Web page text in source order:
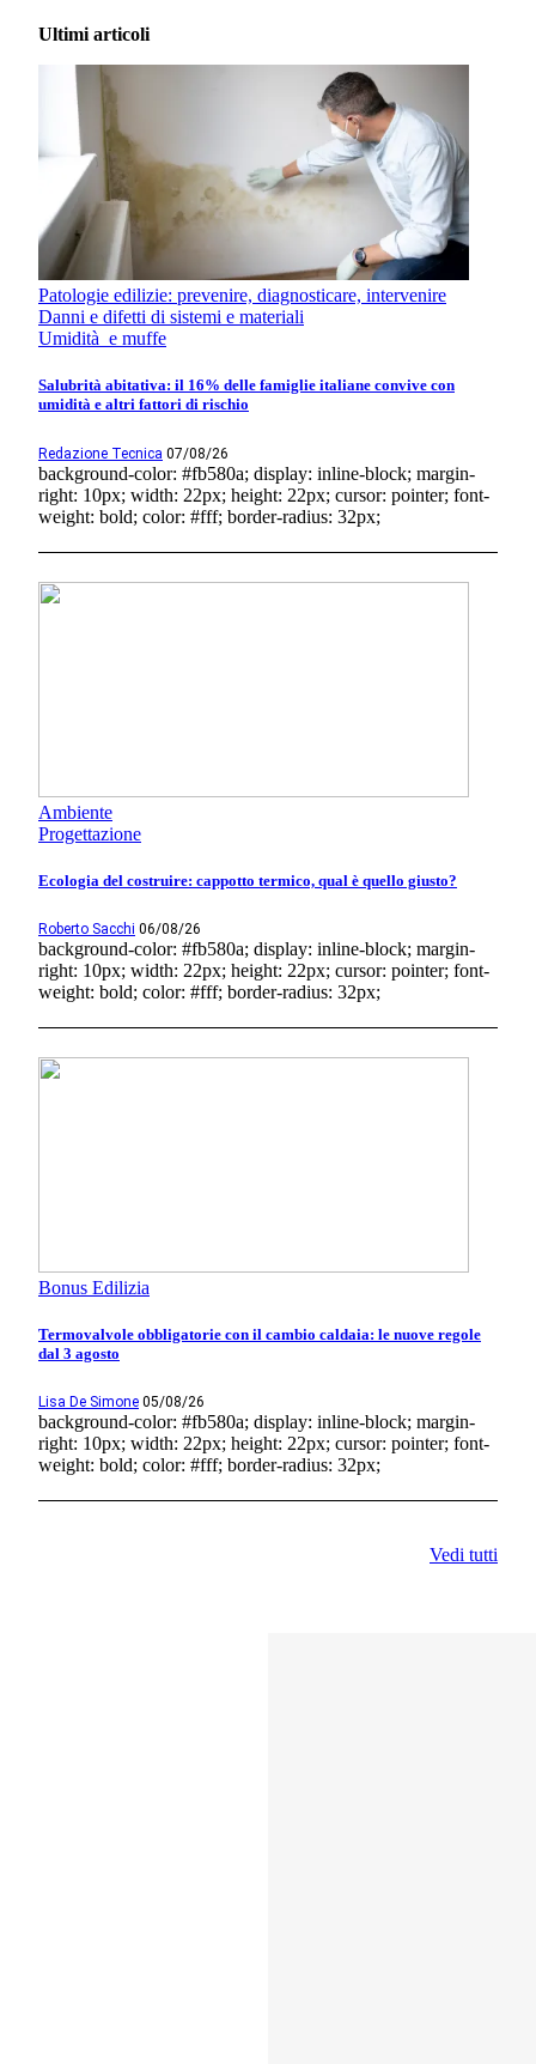
Ultimi articoli
Patologie edilizie: prevenire, diagnosticare, intervenire
Danni e difetti di sistemi e materiali
Umidità e muffe
Salubrità abitativa: il 16% delle famiglie italiane convive con
umidità e altri fattori di rischio
Redazione Tecnica 07/08/26
background-color: #fb580a; display: inline-block; margin-
right: 10px; width: 22px; height: 22px; cursor: pointer; font-
weight: bold; color: #fff; border-radius: 32px;
Ambiente
Progettazione
Ecologia del costruire: cappotto termico, qual è quello giusto?
Roberto Sacchi 06/08/26
background-color: #fb580a; display: inline-block; margin-
right: 10px; width: 22px; height: 22px; cursor: pointer; font-
weight: bold; color: #fff; border-radius: 32px;
Bonus Edilizia
Termovalvole obbligatorie con il cambio caldaia: le nuove regole
dal 3 agosto
Lisa De Simone 05/08/26
background-color: #fb580a; display: inline-block; margin-
right: 10px; width: 22px; height: 22px; cursor: pointer; font-
weight: bold; color: #fff; border-radius: 32px;
Vedi tutti